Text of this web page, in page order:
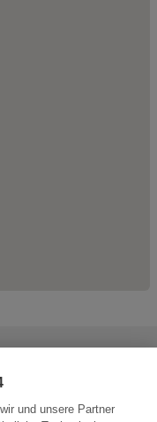
eine Nachricht zu
und unsere Partner